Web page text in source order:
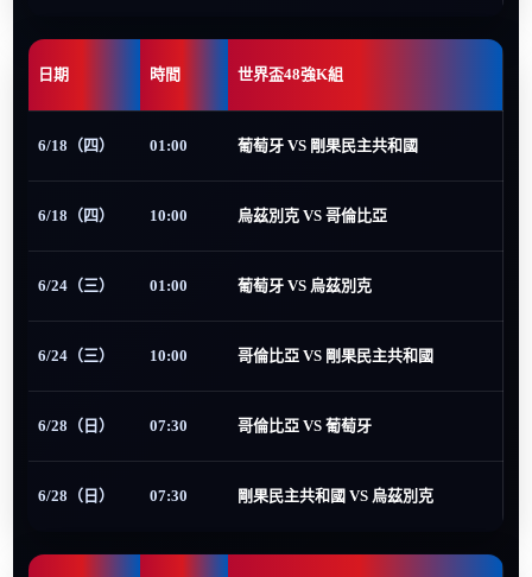
日期 時間 世界盃48強K組
6/18（四） 01:00 葡萄牙 VS 剛果民主共和國
6/18（四） 10:00 烏茲別克 VS 哥倫比亞
6/24（三） 01:00 葡萄牙 VS 烏茲別克
6/24（三） 10:00 哥倫比亞 VS 剛果民主共和國
6/28（日） 07:30 哥倫比亞 VS 葡萄牙
6/28（日） 07:30 剛果民主共和國 VS 烏茲別克